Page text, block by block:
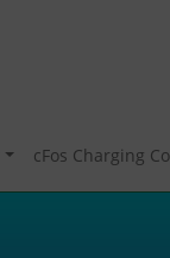
cFos Charging